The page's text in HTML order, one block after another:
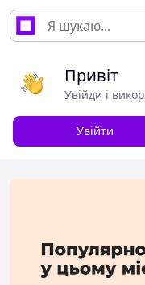
Привіт
Увійди і
Увійти